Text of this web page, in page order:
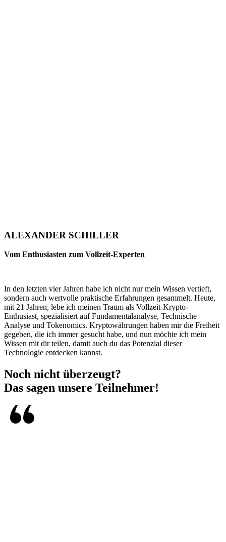
ALEXANDER SCHILLER
Vom Enthusiasten zum Vollzeit-Experten
In den letzten vier Jahren habe ich nicht nur mein Wissen vertieft,
sondern auch wertvolle praktische Erfahrungen gesammelt. Heute,
mit 21 Jahren, lebe ich meinen Traum als Vollzeit-Krypto-
Enthusiast, spezialisiert auf Fundamentalanalyse, Technische
Analyse und Tokenomics. Kryptowährungen haben mir die Freiheit
gegeben, die ich immer gesucht habe, und nun möchte ich mein
Wissen mit dir teilen, damit auch du das Potenzial dieser
Technologie entdecken kannst.
Noch nicht überzeugt?
Das sagen unsere Teilnehmer!